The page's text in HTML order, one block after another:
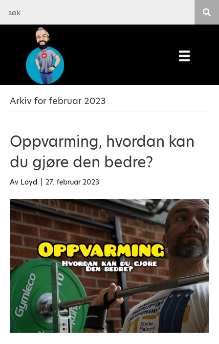
Arkiv for februar 2023
Oppvarming, hvordan kan
du gjøre den bedre?
Av Loyd 27. februar 2023